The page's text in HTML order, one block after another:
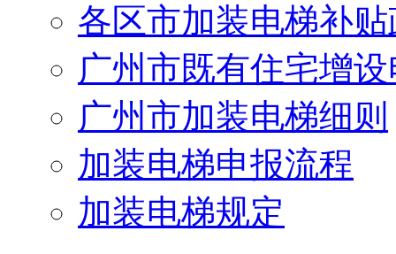
各区市加装电梯补
广州市既有住宅增
广州市加装电梯细则
加装电梯申报流程
加装电梯规定